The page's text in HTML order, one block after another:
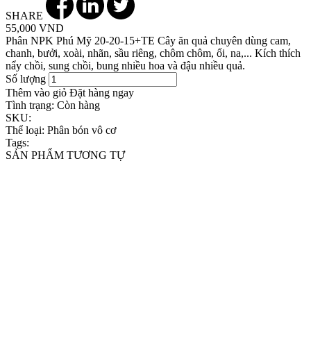
SHARE
55,000 VND
Phân NPK Phú Mỹ 20-20-15+TE Cây ăn quả chuyên dùng cam,
chanh, bưởi, xoài, nhãn, sầu riêng, chôm chôm, ổi, na,... Kích thích
nẩy chồi, sung chồi, bung nhiều hoa và đậu nhiều quả.
Số lượng
Thêm vào giỏ Đặt hàng ngay
Tình trạng: Còn hàng
SKU:
Thể loại: Phân bón vô cơ
Tags:
SẢN PHẨM TƯƠNG TỰ